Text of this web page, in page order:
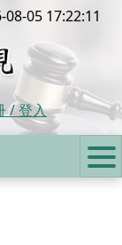
05 17:22:11
/ 登入